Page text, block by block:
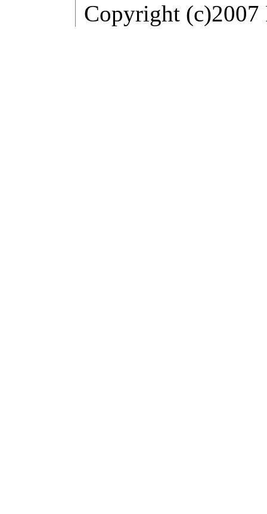
Copyright (c)2007